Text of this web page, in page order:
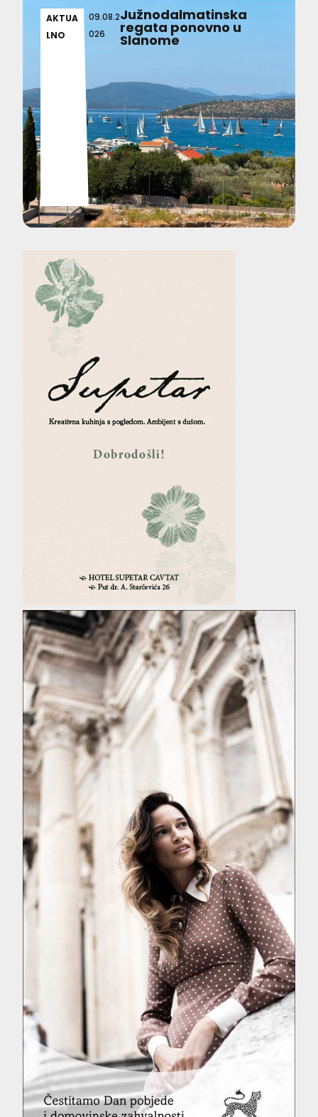
AKTUA
LNO
09.08.2
026
Južnodalmatinska
regata ponovno u
Slanome